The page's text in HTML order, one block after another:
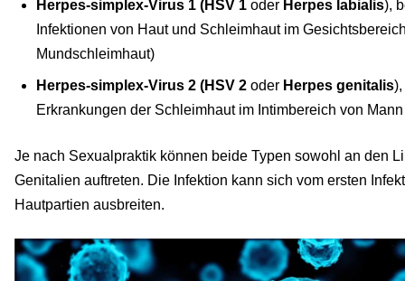
Herpes-simplex-Virus 1 (HSV 1 oder Herpes labialis),
Infektionen von Haut und Schleimhaut im
Mundschleimhaut)
Herpes-simplex-Virus 2 (HSV 2 oder Herpes genitalis
Erkrankungen der Schleimhaut im Intimbereich von
Je nach Sexualpraktik können beide Typen sowohl an den
Genitalien auftreten. Die Infektion kann sich vom ersten
Hautpartien ausbreiten.